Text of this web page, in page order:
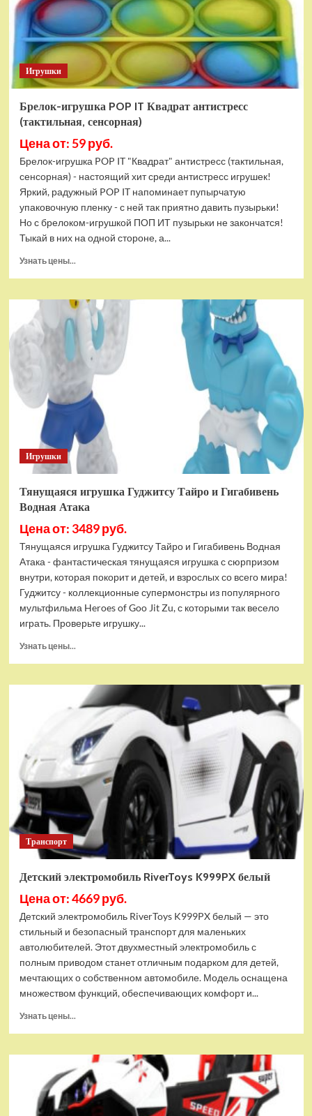
Водная
Игрушки
Брелок-игрушка POP IT Квадрат антистресс
(тактильная, сенсорная)
Цена от: 59 руб.
Брелок-игрушка POP IT "Квадрат" антистресс (тактильная,
сенсорная) - настоящий хит среди антистресс игрушек!
Яркий, радужный POP IT напоминает пупырчатую
упаковочную пленку - с ней так приятно давить пузырьки!
Но с брелоком-игрушкой ПОП ИТ пузырьки не закончатся!
Тыкай в них на одной стороне, а...
Узнать цены...
Брелок-
игрушка
POP
Квадрат
антистресс
(тактильная,
сенсорная)
Игрушки
Тянущаяся игрушка Гуджитсу Тайро и Гигабивень
Водная Атака
Цена от: 3489 руб.
Тянущаяся игрушка Гуджитсу Тайро и Гигабивень Водная
Атака - фантастическая тянущаяся игрушка с сюрпризом
внутри, которая покорит и детей, и взрослых со всего мира!
Гуджитсу - коллекционные супермонстры из популярного
мультфильма Heroes of Goo Jit Zu, с которыми так весело
играть. Проверьте игрушку...
Узнать цены...
Тянущаяся
игрушка
Гуджитсу
и
Гигабивень
Водная
Атака
Транспорт
Детский электромобиль RiverToys K999PX белый
Цена от: 4669 руб.
Детский электромобиль RiverToys K999PX белый — это
стильный и безопасный транспорт для маленьких
автолюбителей. Этот двухместный электромобиль с
полным приводом станет отличным подарком для детей,
мечтающих о собственном автомобиле. Модель оснащена
множеством функций, обеспечивающих комфорт и...
Узнать цены...
Детский
электромобиль
RiverToys
K999PX
белый